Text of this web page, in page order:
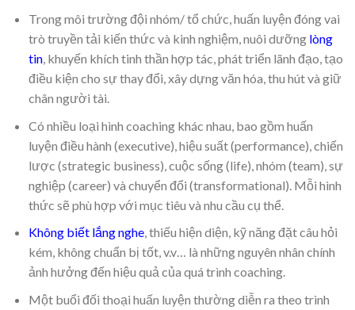
Trong môi trường đội nhóm/ tổ chức, huấn luyện đóng vai
trò truyền tải kiến thức và kinh nghiệm, nuôi dưỡng lòng
tin, khuyến khích tinh thần hợp tác, phát triển lãnh đạo, tạo
điều kiện cho sự thay đổi, xây dựng văn hóa, thu hút và giữ
chân người tài.
Có nhiều loại hình coaching khác nhau, bao gồm huấn
luyện điều hành (executive), hiệu suất (performance), chiến
lược (strategic business), cuộc sống (life), nhóm (team), sự
nghiệp (career) và chuyển đổi (transformational). Mỗi hình
thức sẽ phù hợp với mục tiêu và nhu cầu cụ thể.
Không biết lắng nghe, thiếu hiện diện, kỹ năng đặt câu hỏi
kém, không chuẩn bị tốt, v.v… là những nguyên nhân chính
ảnh hưởng đến hiệu quả của quá trình coaching.
Một buổi đối thoại huấn luyện thường diễn ra theo trình